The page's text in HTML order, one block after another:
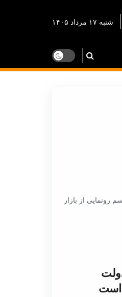
شنبه ۱۷ مرداد ۱۴۰۵
رونمایی از بازار
است